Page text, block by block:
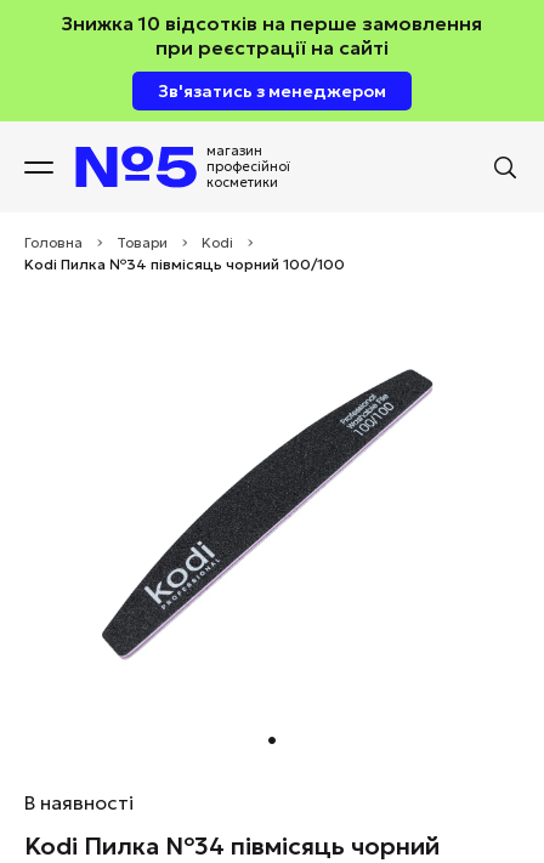
Знижка 10 відсотків на перше замовлення
при реєстрації на сайті
Зв'язатись з менеджером
магазин
професійної
косметики
Головна > Товари > Kodi
>
Kodi Пилка №34 півмісяць чорний 100/100
В наявності
Kodi Пилка №34 півмісяць чорний